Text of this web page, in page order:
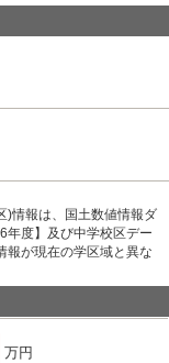
)情報は、国土数値情報ダ
年度】及び中学校区デー
報が現在の学区域と異な
万円